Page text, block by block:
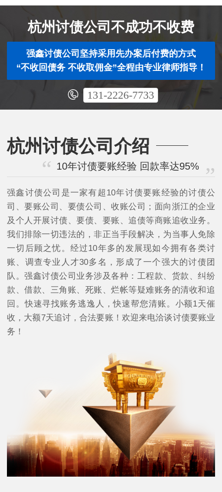
杭州讨债公司不成功不收费
强鑫讨债公司坚持采用先办案后付费的方式
“不收回债务 不收取佣金”全程由专业律师指导！
131-2226-7733
杭州讨债公司介绍
10年讨债要账经验 回款率达95%
强鑫讨债公司是一家有超10年讨债要账经验的讨债公
司、要账公司、要债公司、收账公司；面向浙江的企业
及个人开展讨债、要债、要账、追债等商账追收业务。
我们排除一切违法的，非正当手段解决，为当事人免除
一切后顾之忧。经过10年多的发展现如今拥有各类讨
账、调查专业人才30多名，形成了一个强大的讨债团
队。强鑫讨债公司业务涉及各种：工程款、货款、纠纷
款、借款、三角账、死账、烂帐等疑难账务的清收和追
回。快速寻找账务逃逸人，快速帮您清账。小额1天催
收，大额7天追讨，合法要账！欢迎来电洽谈讨债要账业
务！